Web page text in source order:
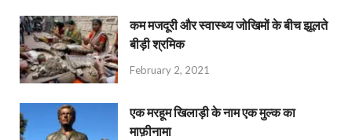
कम मजदूरी और स्वास्थ्य जोखिमों के बीच झूलते
बीड़ी श्रमिक
February 2, 2021
एक मरहूम खिलाड़ी के नाम एक मुल्क का
माफ़ीनामा